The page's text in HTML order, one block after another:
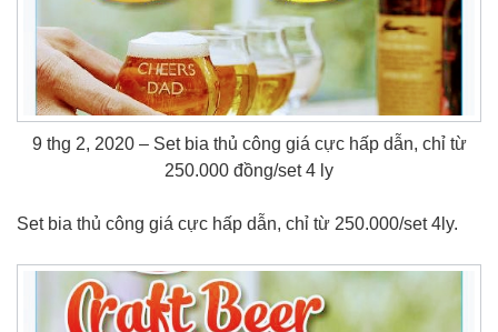
9 thg 2, 2020 – Set bia thủ công giá cực hấp dẫn, chỉ từ
250.000 đồng/set 4 ly
Set bia thủ công giá cực hấp dẫn, chỉ từ 250.000/set 4ly.